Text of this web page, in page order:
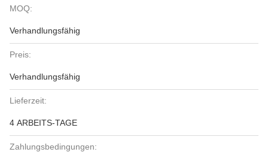
MOQ:
Verhandlungsfähig
Preis:
Verhandlungsfähig
Lieferzeit:
4 ARBEITS-TAGE
Zahlungsbedingungen: